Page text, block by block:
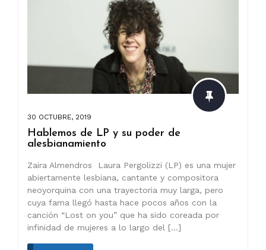
30 OCTUBRE, 2019
Hablemos de LP y su poder de
alesbianamiento
Zaira Almendros Laura Pergolizzi (LP) es una mujer
abiertamente lesbiana, cantante y compositora
neoyorquina con una trayectoria muy larga, pero
cuya fama llegó hasta hace pocos años con la
canción “Lost on you” que ha sido coreada por
infinidad de mujeres a lo largo del […]